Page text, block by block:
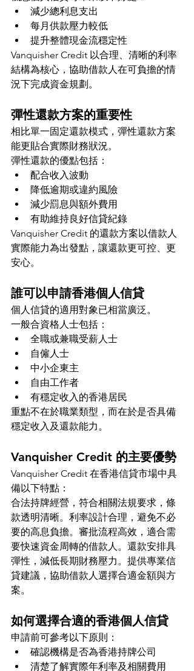
減少總利息支出
每月供款壓力較低
提升整體現金流穩定性
Vanquisher Credit 以合理、清晰的利率
結構為核心，協助借款人在可負擔的情
況下完成資金規劃。
彈性還款方案的重要性
相比單一固定還款模式，彈性還款方案
能更貼合實際財務狀況。
彈性還款的優點包括：
配合收入波動
降低逾期或違約風險
減少罰息與額外費用
有助維持良好信貸紀錄
Vanquisher Credit 的還款方案以借款人
實際能力為出發點，讓還款更可控、更
安心。
誰可以申請香港個人信貸
個人信貸的適用對象已相當廣泛。
一般合資格人士包括：
全職或兼職受薪人士
自僱人士
中小企東主
自由工作者
有穩定收入的香港居民
重點不在於職業類型，而在於是否具備
穩定收入及還款能力。
Vanquisher Credit 的主要優勢
Vanquisher Credit 在香港信貸市場中具
備以下特點：
合法持牌經營，符合相關法規要求，條
款透明清晰。利率設計合理，避免不必
要的高息負擔。審批流程高效，適合需
要快速資金周轉的借款人。還款安排具
彈性，減低長期財務壓力。提供專業信
貸建議，協助借款人選擇合適金額與方
案。
如何選擇合適的香港個人信貸
申請前可參考以下原則：
確認機構是否為香港持牌公司
清楚了解實際年利率及相關費用